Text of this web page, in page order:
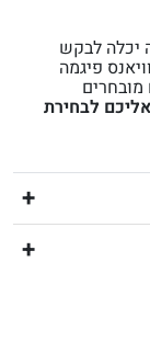
יכלה לבקש
פיגמה
לבחירת